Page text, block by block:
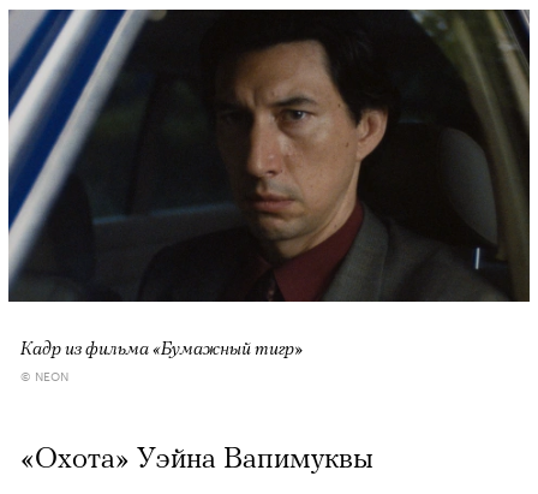
Кадр из фильма «Бумажный тигр»
© NEON
«Охота» Уэйна Вапимуквы